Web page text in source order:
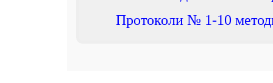
Протоколи № 1-10